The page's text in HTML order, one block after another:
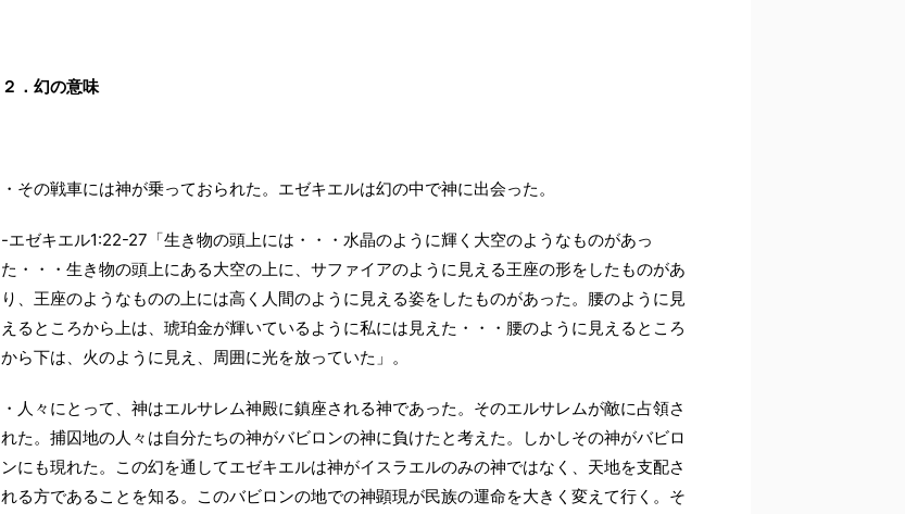
２．幻の意味
・その戦車には神が乗っておられた。エゼキエルは幻の中で神に出会った。
-エゼキエル1:22-27「生き物の頭上には・・・水晶のように輝く大空のようなものがあっ
た・・・生き物の頭上にある大空の上に、サファイアのように見える王座の形をしたものがあ
り、王座のようなものの上には高く人間のように見える姿をしたものがあった。腰のように見
えるところから上は、琥珀金が輝いているように私には見えた・・・腰のように見えるところ
から下は、火のように見え、周囲に光を放っていた」。
・人々にとって、神はエルサレム神殿に鎮座される神であった。そのエルサレムが敵に占領さ
れた。捕囚地の人々は自分たちの神がバビロンの神に負けたと考えた。しかしその神がバビロ
ンにも現れた。この幻を通してエゼキエルは神がイスラエルのみの神ではなく、天地を支配さ
れる方であることを知る。このバビロンの地での神顕現が民族の運命を大きく変えて行く。そ